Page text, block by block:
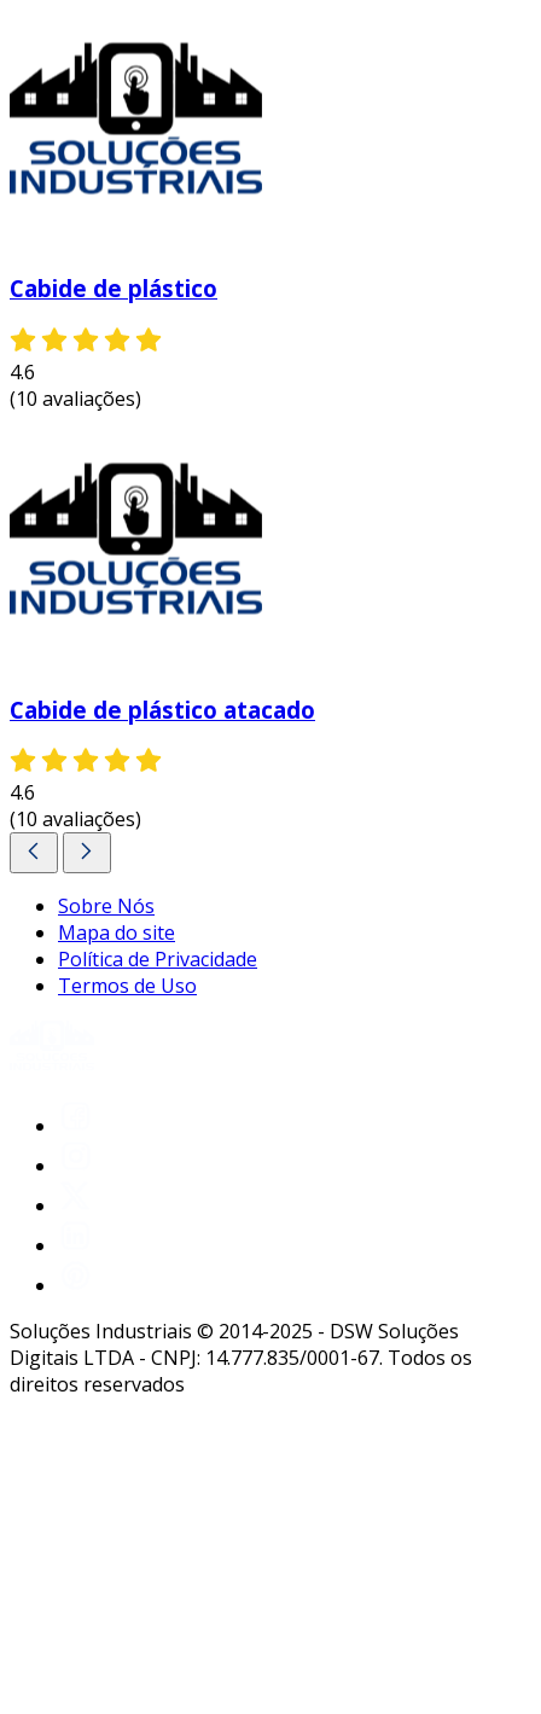
perfeitamente nas suas necessidades.
Cabide de plástico
4.6
(10 avaliações)
Cabide de plástico atacado
4.6
(10 avaliações)
Sobre Nós
Mapa do site
Política de Privacidade
Termos de Uso
Soluções Industriais © 2014-2025 - DSW Soluções
Digitais LTDA - CNPJ: 14.777.835/0001-67. Todos os
direitos reservados